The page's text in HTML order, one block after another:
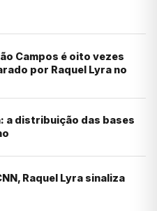
Campos é oito vezes
por Raquel Lyra no
a distribuição das bases
Raquel Lyra sinaliza